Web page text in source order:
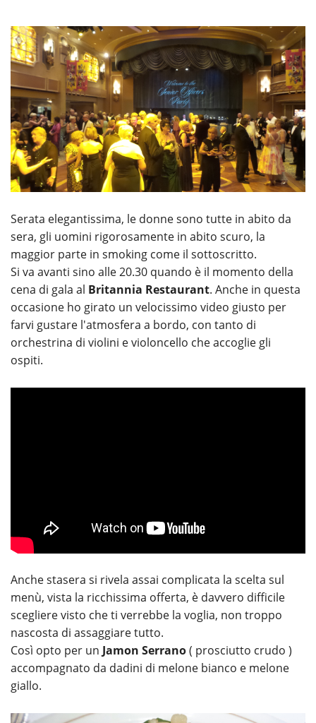
Serata elegantissima, le donne sono tutte in abito da
sera, gli uomini rigorosamente in abito scuro, la
maggior parte in smoking come il sottoscritto.
Si va avanti sino alle 20.30 quando è il momento della
cena di gala al Britannia Restaurant. Anche in questa
occasione ho girato un velocissimo video giusto per
farvi gustare l'atmosfera a bordo, con tanto di
orchestrina di violini e violoncello che accoglie gli
ospiti.
Anche stasera si rivela assai complicata la scelta sul
menù, vista la ricchissima offerta, è davvero difficile
scegliere visto che ti verrebbe la voglia, non troppo
nascosta di assaggiare tutto.
Così opto per un Jamon Serrano( prosciutto crudo )
accompagnato da dadini di melone bianco e melone
giallo.